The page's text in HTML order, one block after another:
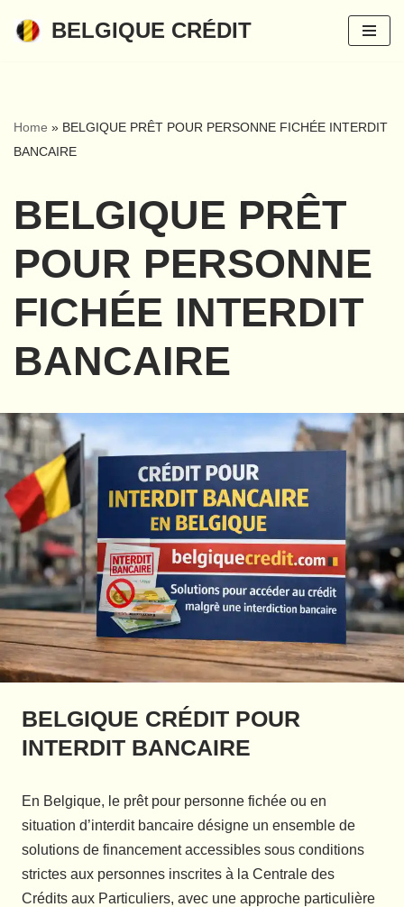
BELGIQUE CRÉDIT
Home » BELGIQUE PRÊT POUR PERSONNE FICHÉE INTERDIT
BANCAIRE
BELGIQUE PRÊT
POUR PERSONNE
FICHÉE INTERDIT
BANCAIRE
BELGIQUE CRÉDIT POUR
INTERDIT BANCAIRE
En Belgique, le prêt pour personne fichée ou en
situation d’interdit bancaire désigne un ensemble de
solutions de financement accessibles sous conditions
strictes aux personnes inscrites à la Centrale des
Crédits aux Particuliers, avec une approche particulière